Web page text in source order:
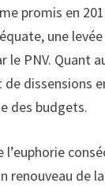
promis en
une
le PNV. Quant
de
des budgets.
renouveau